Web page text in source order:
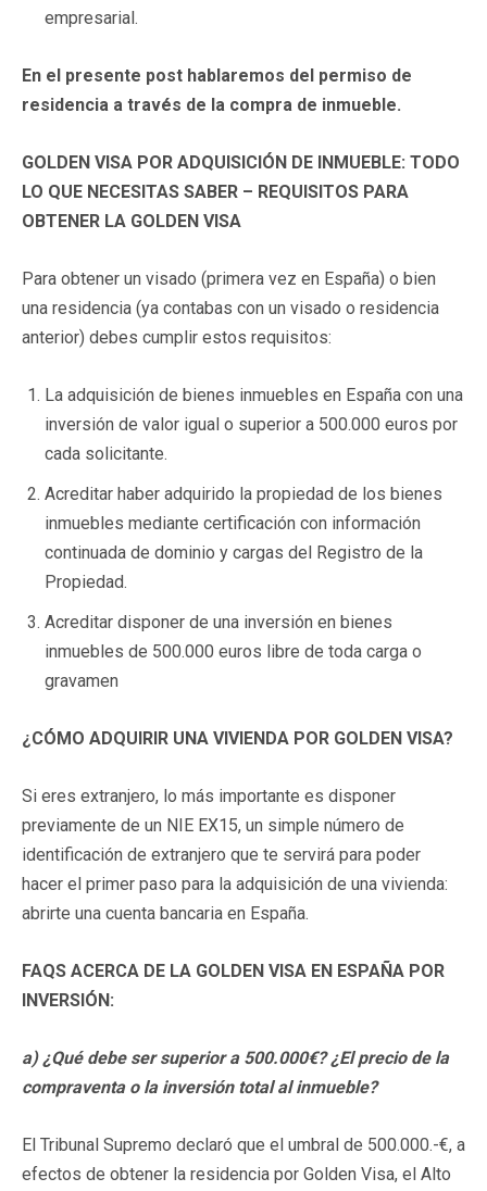
empresarial.
En el presente post hablaremos del permiso de
residencia a través de la compra de inmueble.
GOLDEN VISA POR ADQUISICIÓN DE INMUEBLE: TODO
LO QUE NECESITAS SABER – REQUISITOS PARA
OBTENER LA GOLDEN VISA
Para obtener un visado (primera vez en España) o bien
una residencia (ya contabas con un visado o residencia
anterior) debes cumplir estos requisitos:
La adquisición de bienes inmuebles en España con una
inversión de valor igual o superior a 500.000 euros por
cada solicitante.
Acreditar haber adquirido la propiedad de los bienes
inmuebles mediante certificación con información
continuada de dominio y cargas del Registro de la
Propiedad.
Acreditar disponer de una inversión en bienes
inmuebles de 500.000 euros libre de toda carga o
gravamen
¿CÓMO ADQUIRIR UNA VIVIENDA POR GOLDEN VISA?
Si eres extranjero, lo más importante es disponer
previamente de un NIE EX15, un simple número de
identificación de extranjero que te servirá para poder
hacer el primer paso para la adquisición de una vivienda:
abrirte una cuenta bancaria en España.
FAQS ACERCA DE LA GOLDEN VISA EN ESPAÑA POR
INVERSIÓN:
a) ¿Qué debe ser superior a 500.000€? ¿El precio de la
compraventa o la inversión total al inmueble?
El Tribunal Supremo declaró que el umbral de 500.000.-€, a
efectos de obtener la residencia por Golden Visa, el Alto